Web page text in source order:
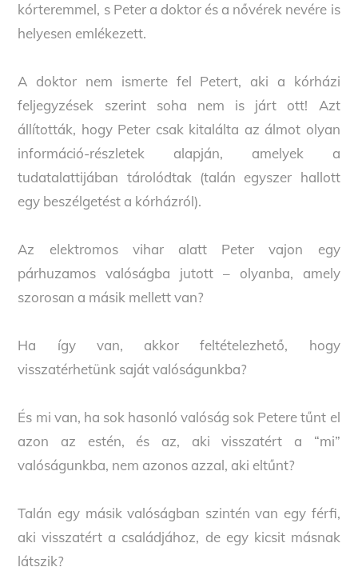
kórteremmel, s Peter a doktor és a nővérek nevére is
helyesen emlékezett.
A doktor nem ismerte fel Petert, aki a kórházi
feljegyzések szerint soha nem is járt ott! Azt
állították, hogy Peter csak kitalálta az álmot olyan
információ-részletek alapján, amelyek a
tudatalattijában tárolódtak (talán egyszer hallott
egy beszélgetést a kórházról).
Az elektromos vihar alatt Peter vajon egy
párhuzamos valóságba jutott – olyanba, amely
szorosan a másik mellett van?
Ha így van, akkor feltételezhető, hogy
visszatérhetünk saját valóságunkba?
És mi van, ha sok hasonló valóság sok Petere tűnt el
azon az estén, és az, aki visszatért a “mi”
valóságunkba, nem azonos azzal, aki eltűnt?
Talán egy másik valóságban szintén van egy férfi,
aki visszatért a családjához, de egy kicsit másnak
látszik?